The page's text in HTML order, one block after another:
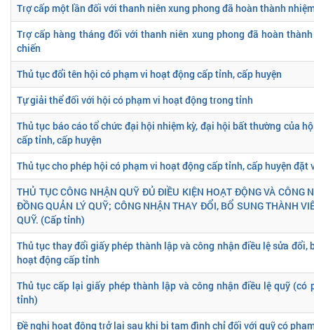
Trợ cấp một lần đối với thanh niên xung phong đã hoàn thành
Trợ cấp hàng tháng đối với thanh niên xung phong đã hoàn
chiến
Thủ tục đổi tên hội có phạm vi hoạt động cấp tỉnh, cấp huyện
Tự giải thể đối với hội có phạm vi hoạt động trong tỉnh
Thủ tục báo cáo tổ chức đại hội nhiệm kỳ, đại hội bất thường của
cấp tỉnh, cấp huyện
Thủ tục cho phép hội có phạm vi hoạt động cấp tỉnh, cấp huyện đặt
THỦ TỤC CÔNG NHẬN QUỸ ĐỦ ĐIỀU KIỆN HOẠT ĐỘNG VÀ CÔNG
ĐỒNG QUẢN LÝ QUỸ; CÔNG NHẬN THAY ĐỔI, BỔ SUNG THÀNH
QUỸ. (Cấp tỉnh)
Thủ tục thay đổi giấy phép thành lập và công nhận điều lệ sửa đổi,
hoạt động cấp tỉnh
Thủ tục cấp lại giấy phép thành lập và công nhận điều lệ quỹ (có
tỉnh)
Đề nghị hoạt động trở lại sau khi bị tạm đình chỉ đối với quỹ có